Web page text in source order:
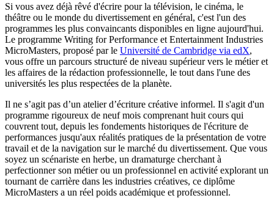
Si vous avez déjà rêvé d'écrire pour la télévision, le cinéma, le
théâtre ou le monde du divertissement en général, c'est l'un des
programmes les plus convaincants disponibles en ligne aujourd'hui.
Le programme Writing for Performance et Entertainment Industries
MicroMasters, proposé par le Université de Cambridge via edX,
vous offre un parcours structuré de niveau supérieur vers le métier et
les affaires de la rédaction professionnelle, le tout dans l'une des
universités les plus respectées de la planète.
Il ne s’agit pas d’un atelier d’écriture créative informel. Il s'agit d'un
programme rigoureux de neuf mois comprenant huit cours qui
couvrent tout, depuis les fondements historiques de l'écriture de
performances jusqu'aux réalités pratiques de la présentation de votre
travail et de la navigation sur le marché du divertissement. Que vous
soyez un scénariste en herbe, un dramaturge cherchant à
perfectionner son métier ou un professionnel en activité explorant un
tournant de carrière dans les industries créatives, ce diplôme
MicroMasters a un réel poids académique et professionnel.